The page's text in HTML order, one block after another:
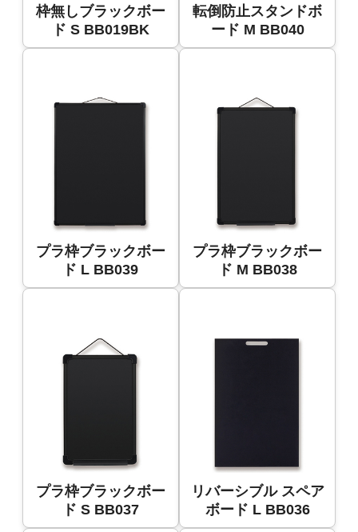
枠無しブラックボー
ド S BB019BK
転倒防止スタンドボ
ード M BB040
プラ枠ブラックボー
ド L BB039
プラ枠ブラックボー
ド M BB038
プラ枠ブラックボー
ド S BB037
リバーシブル スペア
ボード L BB036